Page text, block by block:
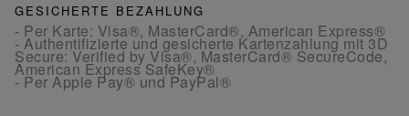
GESICHERTE BEZAHLUNG
- Per Karte: Visa®, MasterCard®, American Express®
- Authentifizierte und gesicherte Kartenzahlung mit 3D
Secure: Verified by Visa®, MasterCard® SecureCode,
American Express SafeKey®
- Per Apple Pay® und PayPal®